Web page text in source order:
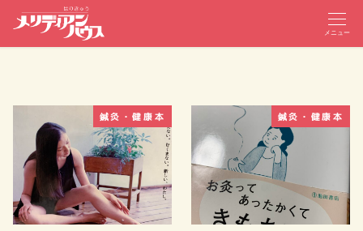
メニュー
鍼灸・健康本 鍼灸・健康本